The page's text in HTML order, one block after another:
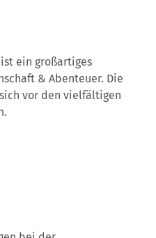
ein großartiges
& Abenteuer. Die
vor den vielfältigen